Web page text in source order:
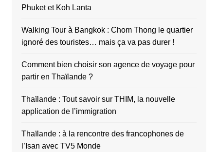
Phuket et Koh Lanta
Walking Tour à Bangkok : Chom Thong le quartier
ignoré des touristes… mais ça va pas durer !
Comment bien choisir son agence de voyage pour
partir en Thaïlande ?
Thaïlande : Tout savoir sur THIM, la nouvelle
application de l’immigration
Thaïlande : à la rencontre des francophones de
l’Isan avec TV5 Monde